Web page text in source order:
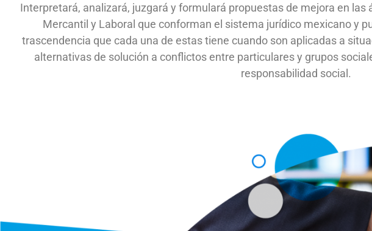
Interpretará, analizará, juzgará y formulará propuestas de mejora en las
Mercantil y Laboral que conforman el sistema jurídico mexicano y
trascendencia que cada una de estas tiene cuando son aplicadas a
alternativas de solución a conflictos entre particulares y grupos
responsabilidad social.